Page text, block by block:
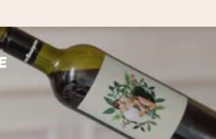
Zeitpunkt überreichen kannst, wenn es am